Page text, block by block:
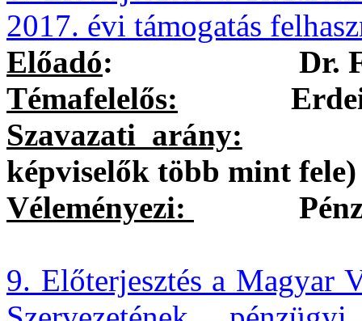
2017. évi támogatás
Előadó:
Dr.
Témafelelős: Erdei
Szavazati arány:
képviselők több mint fele)
Véleményezi:
9. Előterjesztés a Magyar